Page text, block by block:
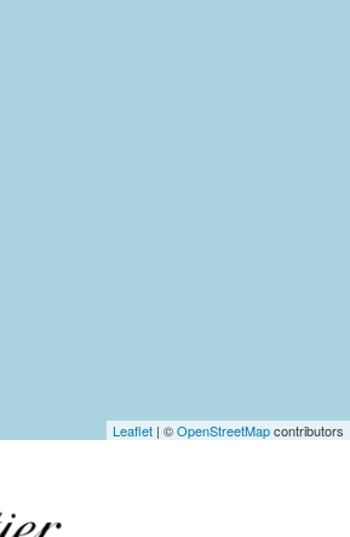
Leaflet | ©OpenStreetMapcontributors